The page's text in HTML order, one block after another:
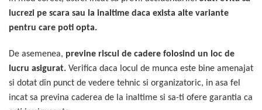
lucrezi pe scara sau la inaltime daca exista alte variante
pentru care poti opta.
De asemenea, previne riscul de cadere folosind un loc de
lucru asigurat. Verifica daca locul de munca este bine amenajat
si dotat din punct de vedere tehnic si organizatoric, in asa fel
incat sa previna caderea de la inaltime si sa-ti ofere garantia ca